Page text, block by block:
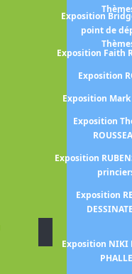
Exposition
point de
Exposition Faith
Exposition
Exposition Mark
Exposition
Exposition
Exposition
Exposition NIKI
PHALLE